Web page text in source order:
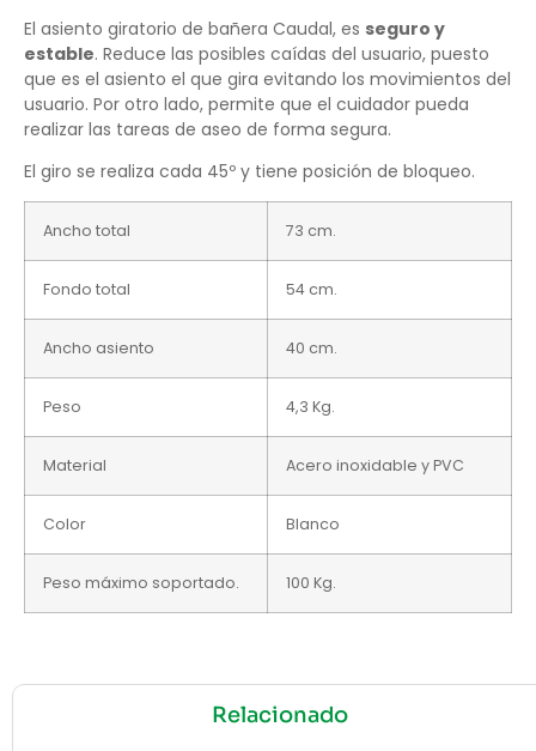
Relacionado
El asiento giratorio de bañera Caudal, es seguro y
estable. Reduce las posibles caídas del usuario, puesto
que es el asiento el que gira evitando los movimientos del
usuario. Por otro lado, permite que el cuidador pueda
realizar las tareas de aseo de forma segura.
El giro se realiza cada 45º y tiene posición de bloqueo.
Ancho total 73 cm.
Fondo total 54 cm.
Ancho asiento 40 cm.
Peso 4,3 Kg.
Material Acero inoxidable y PVC
Color Blanco
Peso máximo soportado. 100 Kg.